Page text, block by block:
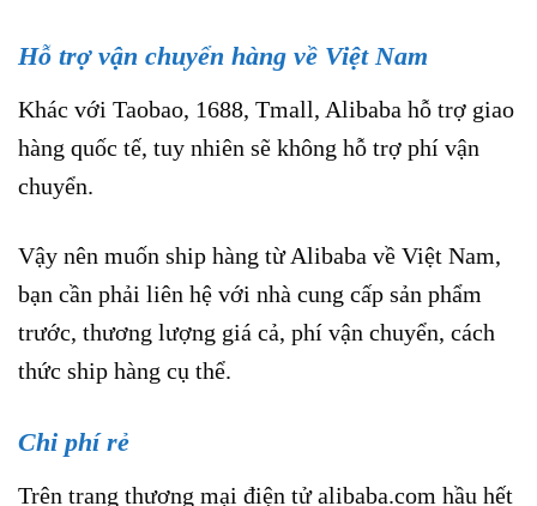
Hỗ trợ vận chuyển hàng về Việt Nam
Khác với Taobao, 1688, Tmall, Alibaba hỗ trợ giao
hàng quốc tế, tuy nhiên sẽ không hỗ trợ phí vận
chuyển.
Vậy nên muốn ship hàng từ Alibaba về Việt Nam,
bạn cần phải liên hệ với nhà cung cấp sản phẩm
trước, thương lượng giá cả, phí vận chuyển, cách
thức ship hàng cụ thể.
Chi phí rẻ
Trên trang thương mại điện tử alibaba.com hầu hết